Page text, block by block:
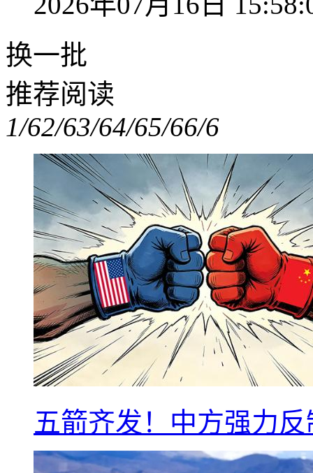
换一批
推荐阅读
1/62/63/64/65/66/6
五箭齐发！中方强力